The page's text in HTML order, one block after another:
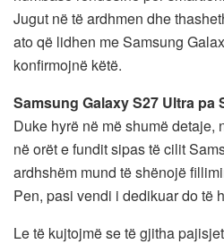
Jugut në të ardhmen dhe
ato që lidhen me Samsung
konfirmojnë këtë.
Samsung Galaxy S27 Ultra pa
Duke hyrë në më shumë detaje,
në orët e fundit sipas të cilit
ardhshëm mund të shënojë
Pen, pasi vendi i dedikuar do të
Le të kujtojmë se të gjitha